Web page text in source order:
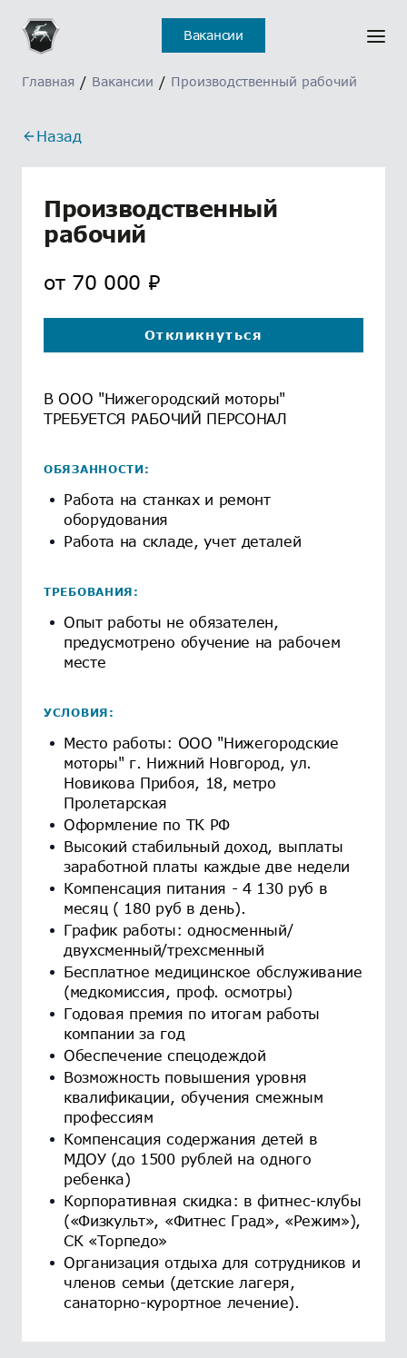
Вакансии
Главная / Вакансии / Производственный рабочий
Назад
Производственный
рабочий
от 70 000 ₽
Откликнуться
В ООО "Нижегородский моторы"
ТРЕБУЕТСЯ РАБОЧИЙ ПЕРСОНАЛ
ОБЯЗАННОСТИ:
Работа на станках и ремонт
оборудования
Работа на складе, учет деталей
ТРЕБОВАНИЯ:
Опыт работы не обязателен,
предусмотрено обучение на рабочем
месте
УСЛОВИЯ:
Место работы: ООО "Нижегородские
моторы" г. Нижний Новгород, ул.
Новикова Прибоя, 18, метро
Пролетарская
Оформление по ТК РФ
Высокий стабильный доход, выплаты
заработной платы каждые две недели
Компенсация питания - 4 130 руб в
месяц ( 180 руб в день).
График работы: односменный/
двухсменный/трехсменный
Бесплатное медицинское обслуживание
(медкомиссия, проф. осмотры)
Годовая премия по итогам работы
компании за год
Обеспечение спецодеждой
Возможность повышения уровня
квалификации, обучения смежным
профессиям
Компенсация содержания детей в
МДОУ (до 1500 рублей на одного
ребенка)
Корпоративная скидка: в фитнес-клубы
(«Физкульт», «Фитнес Град», «Режим»),
СК «Торпедо»
Организация отдыха для сотрудников и
членов семьи (детские лагеря,
санаторно-курортное лечение).
Отклик на вакансию
отправлен
Ошибка